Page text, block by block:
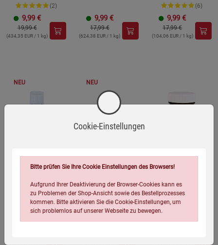
(2)
9,99 €
19,99 €
(434,35 EUR / 1 kg)
9,99 €
17,99 €
(624,38 EUR / 1 kg)
(6)
9,99 €
17,99 €
(104,06 EUR / 1 kg)
NEU
Kopp Vital®
Isotonisches
Meerwasser
NEU
Kopp Vital®
Hypertonisches
Meerwasser
Kopp Vital® Selen /
165 µg / 30 Kapseln
Cookie-Einstellungen
Bitte prüfen Sie Ihre Cookie Einstellungen des Browsers!
Aufgrund Ihrer Deaktivierung der Browser-Cookies kann es
zu Problemen der Shop-Ansicht sowie des Bestellprozesses
kommen. Bitte aktivieren Sie die Cookie-Einstellungen, um
sich problemlos auf unserer Webseite zu bewegen.